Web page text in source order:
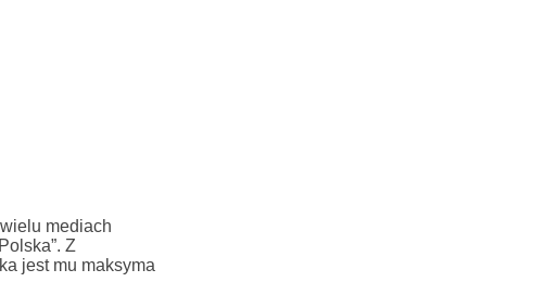
mediach
Z
jest mu maksyma